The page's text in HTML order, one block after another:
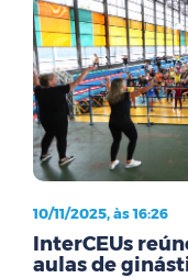
10/11/2025, às 16:26
InterCEUs
aulas de